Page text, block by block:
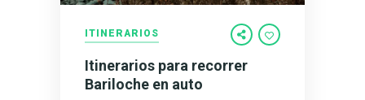
ITINERARIOS
Itinerarios para recorrer
Bariloche en auto